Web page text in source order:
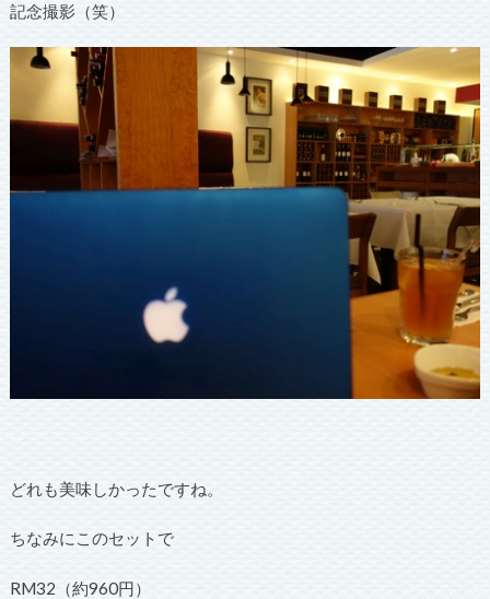
記念撮影（笑）
どれも美味しかったですね。
ちなみにこのセットで
RM32（約960円）